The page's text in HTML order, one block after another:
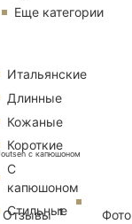
Еще категории
Итальянские
Длинные
Кожаные
Короткие
С
капюшоном
Стильные
Отзывы 1 Фото